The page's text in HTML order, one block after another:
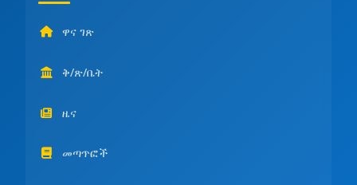
ዋና ገጽ
ቅ/ጽ/ቤት
ዜና
መጣጥፎች